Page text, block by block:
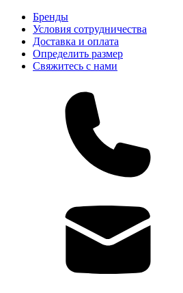
Бренды
Условия сотрудничества
Доставка и оплата
Определить размер
Свяжитесь с нами